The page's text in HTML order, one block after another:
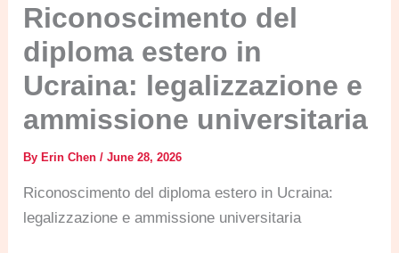
Riconoscimento del
diploma estero in
Ucraina: legalizzazione e
ammissione universitaria
ByErin Chen/June 28, 2026
Riconoscimento del diploma estero in Ucraina:
legalizzazione e ammissione universitaria